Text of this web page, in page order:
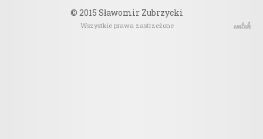
© 2015 Sławomir Zubrzycki
Wszystkie prawa zastrzeżone